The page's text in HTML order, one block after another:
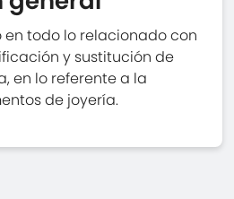
en todo lo relacionado con
y sustitución de
en lo referente a la
de joyería.